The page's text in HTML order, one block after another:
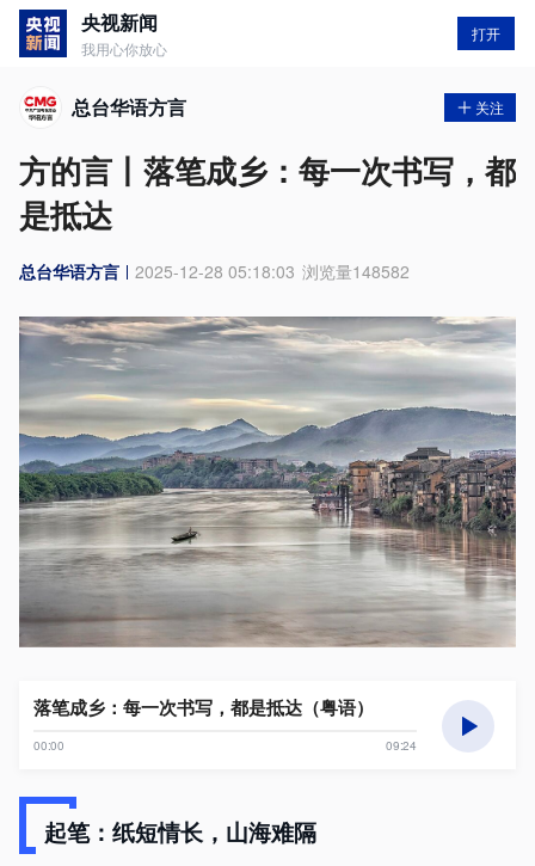
央视新闻
我用心你放心
打开
总台华语方言 关注
方的言丨落笔成乡：每一次书写，都
是抵达
总台华语方言 2025-12-28 05:18:03 浏览量148582
落笔成乡：每一次书写，都是抵达（粤语）
00:00 09:24
起笔：纸短情长，山海难隔